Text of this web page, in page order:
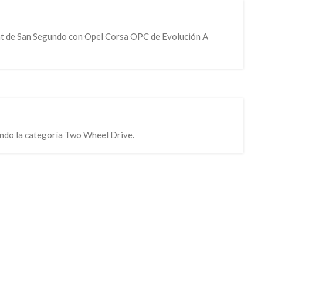
San Segundo con Opel Corsa OPC de Evolución A
la categoría Two Wheel Drive.